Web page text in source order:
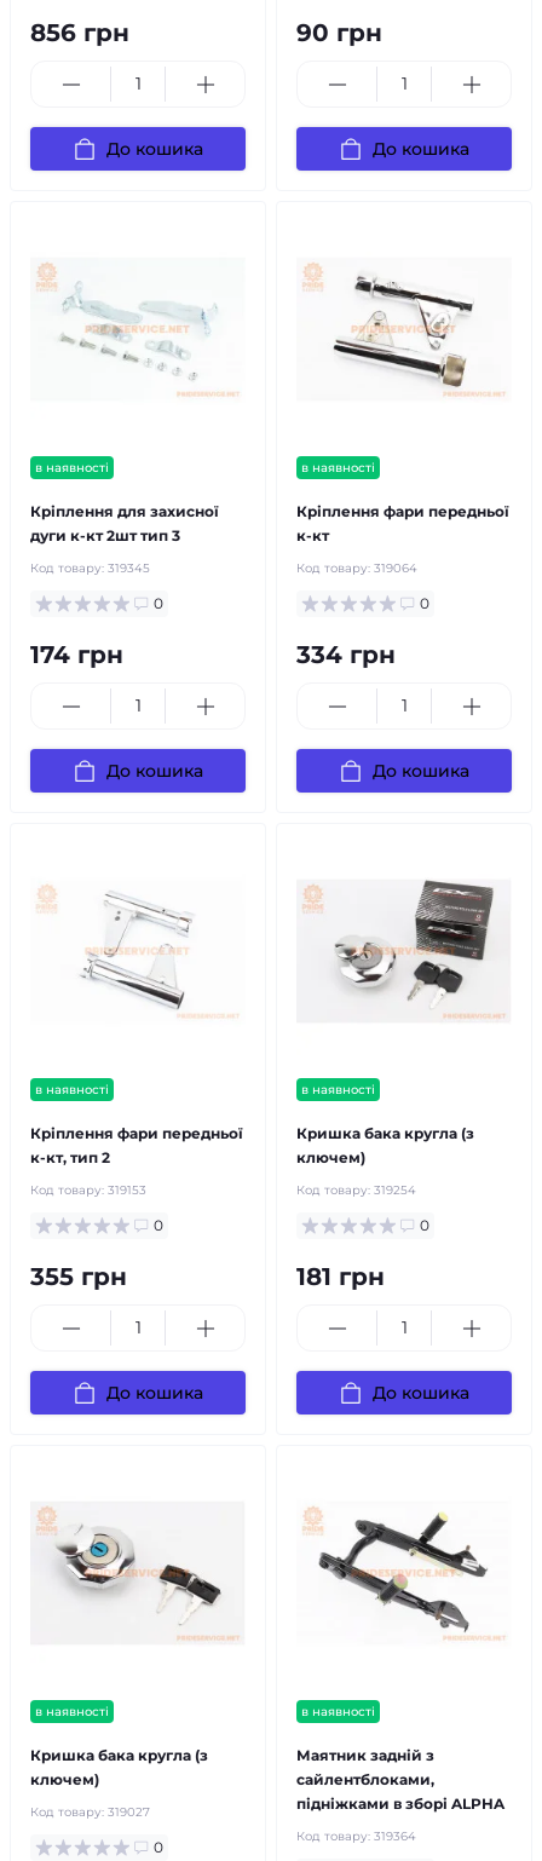
856 грн
До кошика
90 грн
До кошика
в наявності
Кріплення для захисної
дуги к-кт 2шт тип 3
Код товару: 319345
0
174 грн
До кошика
в наявності
Кріплення фари передньої
к-кт
Код товару: 319064
0
334 грн
До кошика
в наявності
Кріплення фари передньої
к-кт, тип 2
Код товару: 319153
0
355 грн
До кошика
в наявності
Кришка бака кругла (з
ключем)
Код товару: 319254
0
181 грн
До кошика
в наявності
Кришка бака кругла (з
ключем)
Код товару: 319027
0
в наявності
Маятник задній з
сайлентблоками,
підніжками в зборі ALPHA
Код товару: 319364